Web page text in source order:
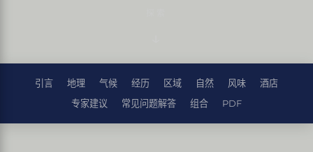
引言 地理 气候 经历 区域 自然 风味
酒店
专家建议
常见问题解答 组合 PDF